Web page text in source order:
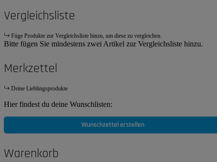
Vergleichsliste
Füge Produkte zur Vergleichsliste hinzu, um diese zu vergleichen.
Bitte fügen Sie mindestens zwei Artikel zur Vergleichsliste hinzu.
Merkzettel
Deine Lieblingsprodukte
Hier findest du deine Wunschlisten:
Wunschzettel erstellen
Warenkorb